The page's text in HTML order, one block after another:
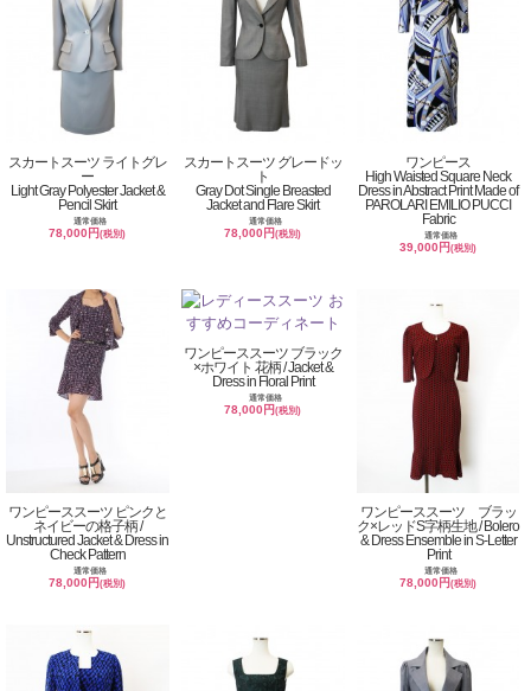
スカートスーツ ライトグレ
ー
Light Gray Polyester Jacket &
Pencil Skirt
通常価格
78,000円(税別)
スカートスーツ グレードッ
ト
Gray Dot Single Breasted
Jacket and Flare Skirt
通常価格
78,000円(税別)
ワンピース
High Waisted Square Neck
Dress in Abstract Print Made of
PAROLARI EMILIO PUCCI
Fabric
通常価格
39,000円(税別)
ワンピーススーツ ピンクと
ネイビーの格子柄 /
Unstructured Jacket & Dress in
Check Pattern
通常価格
78,000円(税別)
ワンピーススーツ ブラック
×ホワイト 花柄 / Jacket &
Dress in Floral Print
通常価格
78,000円(税別)
ワンピーススーツ ブラッ
ク×レッドS字柄生地 / Bolero
& Dress Ensemble in S-Letter
Print
通常価格
78,000円(税別)